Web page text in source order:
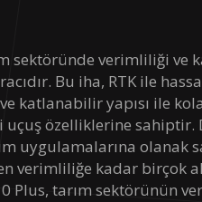
sektöründe verimliliği ve
Bu iha, RTK ile
katlanabilir yapısı ile
özelliklerine sahiptir.
uygulamalarına olanak
verimliliğe kadar birçok
Plus, tarım sektörünün